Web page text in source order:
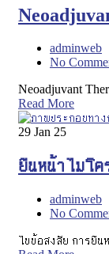
adminweb
No
Neoadjuvant
Read More
29 Jan 25
ยืนหน้าไมโ
adminweb
No
ไขข้อสงสัย การยืน